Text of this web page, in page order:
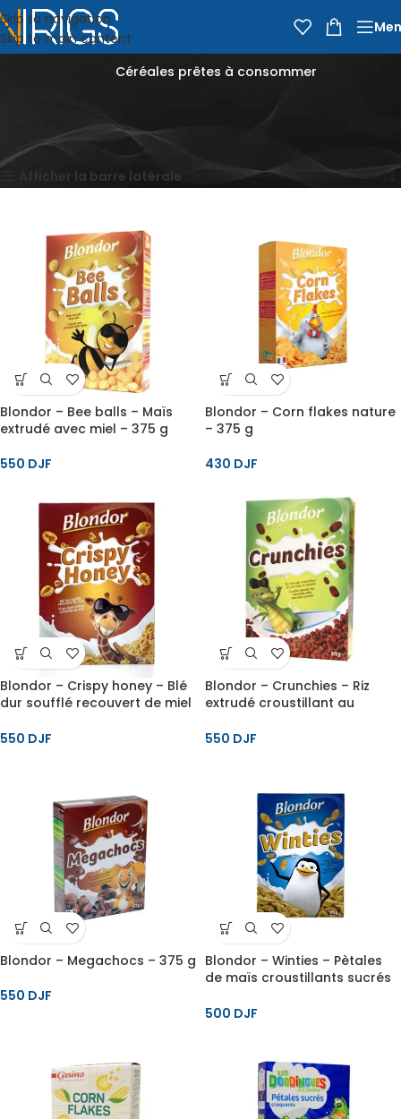
Skip to navigation
Skip to main content
Céréales prêtes à consommer
Affichage de 1–12 sur 31 résultats
Afficher la barre latérale
Blondor – Bee balls – Maïs
extrudé avec miel – 375 g
550 DJF
Blondor – Corn flakes nature
– 375 g
430 DJF
Blondor – Crispy honey – Blé
dur soufflé recouvert de miel
550 DJF
Blondor – Crunchies – Riz
extrudé croustillant au
550 DJF
Blondor – Megachocs – 375 g
550 DJF
Blondor – Winties – Pètales
de maïs croustillants sucrés
500 DJF